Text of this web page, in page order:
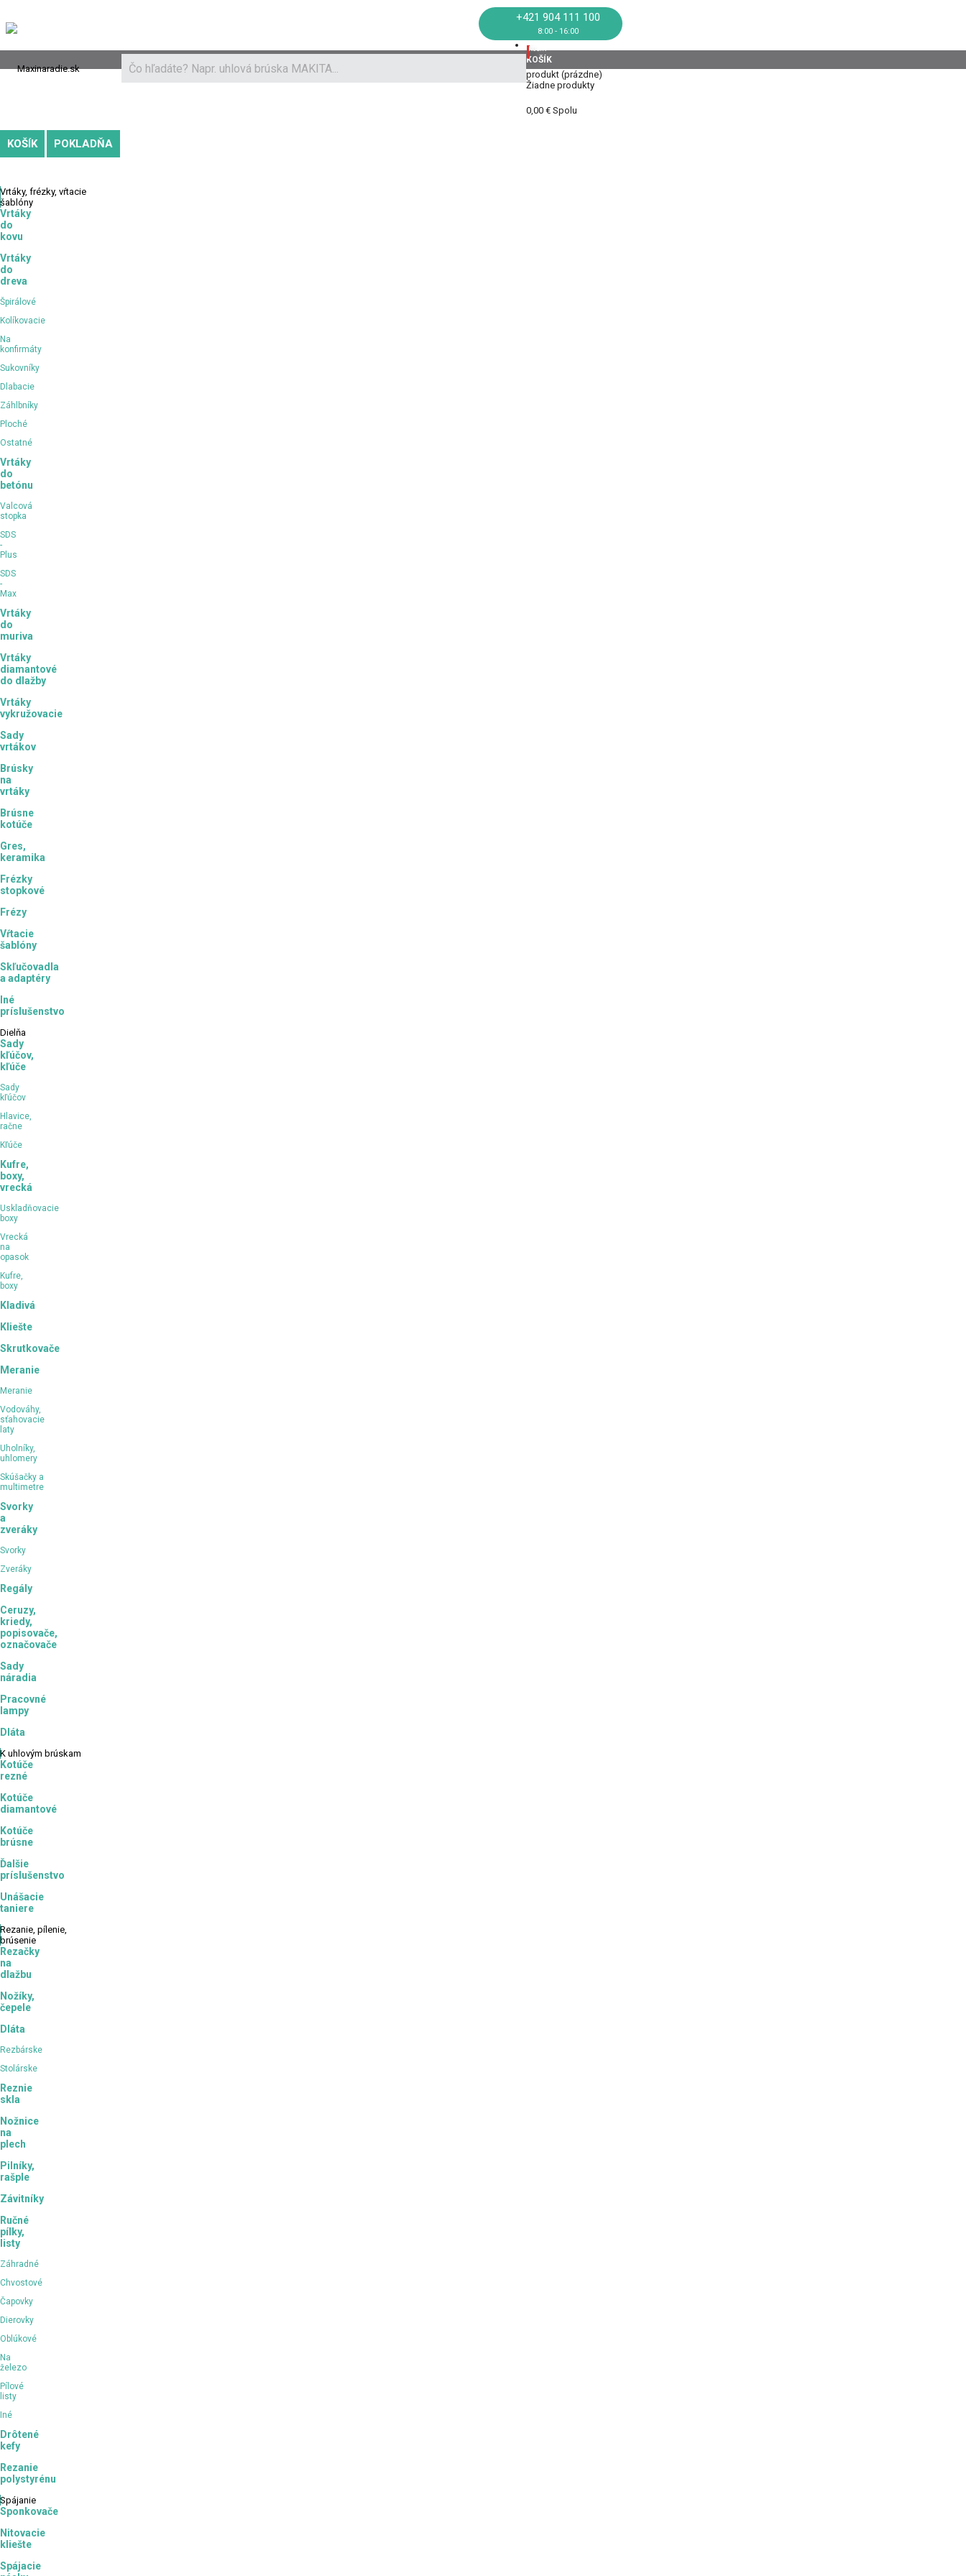
+421 904 111 100
8:00 - 16:00
KOŠÍK
KOŠÍK
produkt (prázdne)
Žiadne produkty
0,00 € Spolu
KOŠÍK POKLADŇA
Vrtáky, frézky, vŕtacie
šablóny
Vrtáky
do
kovu
Vrtáky
do
dreva
Špirálové
Kolíkovacie
Na
konfirmáty
Sukovníky
Dlabacie
Záhlbníky
Ploché
Ostatné
Vrtáky
do
betónu
Valcová
stopka
SDS
-
Plus
SDS
-
Max
Vrtáky
do
muriva
Vrtáky
diamantové
do dlažby
Vrtáky
vykružovacie
Sady
vrtákov
Brúsky
na
vrtáky
Brúsne
kotúče
Gres,
keramika
Frézky
stopkové
Frézy
Vŕtacie
šablóny
Skľučovadla
a adaptéry
Iné
príslušenstvo
Dielňa
Sady
kľúčov,
kľúče
Sady
kľúčov
Hlavice,
račne
Kľúče
Kufre,
boxy,
vrecká
Uskladňovacie
boxy
Vrecká
na
opasok
Kufre,
boxy
Kladivá
Kliešte
Skrutkovače
Meranie
Meranie
Vodováhy,
sťahovacie
laty
Uholníky,
uhlomery
Skúšačky a
multimetre
Svorky
a
zveráky
Svorky
Zveráky
Regály
Ceruzy,
kriedy,
popisovače,
označovače
Sady
náradia
Pracovné
lampy
Dláta
K uhlovým brúskam
Kotúče
rezné
Kotúče
diamantové
Kotúče
brúsne
Ďalšie
príslušenstvo
Unášacie
taniere
Rezanie, pílenie,
brúsenie
Rezačky
na
dlažbu
Nožíky,
čepele
Dláta
Rezbárske
Stolárske
Reznie
skla
Nožnice
na
plech
Pilníky,
rašple
Závitníky
Ručné
pílky,
listy
Záhradné
Chvostové
Čapovky
Dierovky
Oblúkové
Na
železo
Pílové
listy
Iné
Drôtené
kefy
Rezanie
polystyrénu
Spájanie
Sponkovače
Nitovacie
kliešte
Spájacie